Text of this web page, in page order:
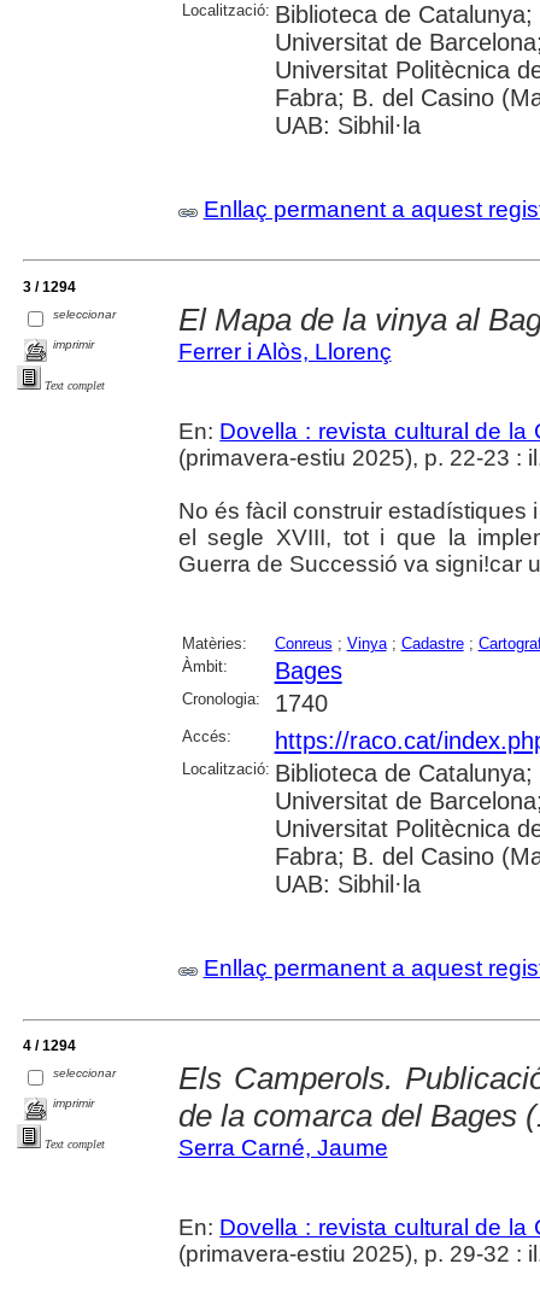
Localització: Biblioteca de
Universitat de
Universitat Politècnica
Fabra; B. del Casino
UAB: Sibhil·la
Enllaç permanent a aquest
3 / 1294
seleccionar
imprimir
Text complet
El Mapa de la vinya al
Ferrer i Alòs, Llorenç
En: Dovella : revista cultural de la
(primavera-estiu 2025), p. 22-23 :
No és fàcil construir estadístiques
el segle XVIII, tot i que la
Guerra de Successió va signi!car
Matèries: Conreus ; Vinya; Cadastre;
Àmbit:
Bages
Cronologia: 1740
Accés: https://raco.cat/
Localització: Biblioteca de
Universitat de
Universitat Politècnica
Fabra; B. del Casino
UAB: Sibhil·la
Enllaç permanent a aquest
4 / 1294
seleccionar
imprimir
Text complet
Els Camperols.
de la comarca del Bages
Serra Carné, Jaume
En: Dovella : revista cultural de la
(primavera-estiu 2025), p. 29-32 :